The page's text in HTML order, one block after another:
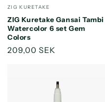
Forhandler:
ZIG KURETAKE
ZIG Kuretake Gansai Tambi
Watercolor 6 set Gem
Colors
Normalpris
209,00 SEK
Default
Title
Title